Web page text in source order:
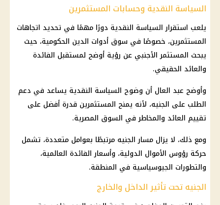
السياسة النقدية وحسابات المستثمرين
يلعب استقرار السياسة النقدية دورًا مهمًا في تحديد اتجاهات
المستثمرين، خصوصًا في سوق أدوات الدين الحكومية، حيث
يبحث المستثمر الأجنبي عن رؤية أوضح لمستقبل الفائدة
والعائد الحقيقي.
وأوضح عبد العال أن وضوح السياسة النقدية يساعد في دعم
الطلب على الجنيه، لأنه يمنح المستثمرين قدرة أفضل على
تقييم العائد والمخاطر في السوق المصرية.
ومع ذلك، لا يزال مسار الجنيه مرتبطًا بعوامل متعددة، تشمل
حركة رؤوس الأموال الدولية، وأسعارالفائدة العالمية،
والتطورات الجيوسياسية في المنطقة.
الجنيه تحت تأثير الداخل والخارج